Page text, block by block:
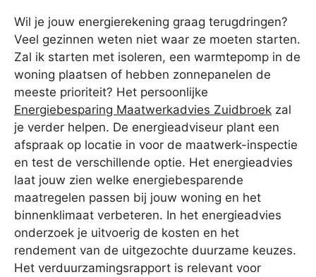
Wil je jouw energierekening graag terugdringen?
Veel gezinnen weten niet waar ze moeten starten.
Zal ik starten met isoleren, een warmtepomp in de
woning plaatsen of hebben zonnepanelen de
meeste prioriteit? Het persoonlijke
Energiebesparing Maatwerkadvies Zuidbroek zal
je verder helpen. De energieadviseur plant een
afspraak op locatie in voor de maatwerk-inspectie
en test de verschillende optie. Het energieadvies
laat jouw zien welke energiebesparende
maatregelen passen bij jouw woning en het
binnenklimaat verbeteren. In het energieadvies
onderzoek je uitvoerig de kosten en het
rendement van de uitgezochte duurzame keuzes.
Het verduurzamingsrapport is relevant voor